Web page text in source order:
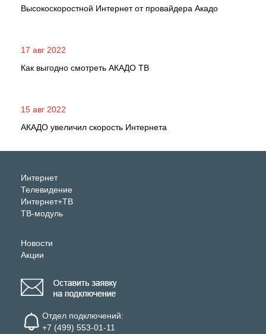
Высокоскоростной Интернет от провайдера Акадо
17 авг 2022
Как выгодно смотреть АКАДО ТВ
15 авг 2022
АКАДО увеличил скорость Интернета
Интернет
Телевидение
Интернет+ТВ
ТВ-модуль
Новости
Акции
Отдел подключений:
+7 (499) 553-01-11